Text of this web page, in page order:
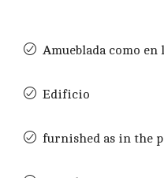
Amueblada como en
Edificio
furnished as in the